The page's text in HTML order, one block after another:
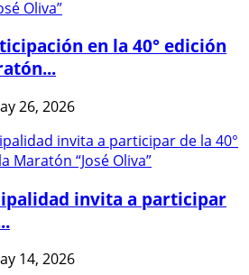
en la 40° edición
26, 2026
invita a participar
14, 2026